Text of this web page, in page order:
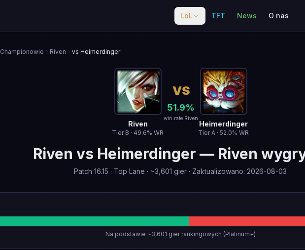
LoL TFT News O nas
Championowie Riven vs Heimerdinger
Riven
Tier B · 49.6% WR
VS
51.9%
win rate Riven
Heimerdinger
TierA · 52.0% WR
Riven vs Heimerdinger — Riven
Patch 16.15 · Top Lane · ~3,601 gier · Zaktualizowano: 2026-08-03
Na podstawie ~3,601 gier rankingowych (Platinum+)